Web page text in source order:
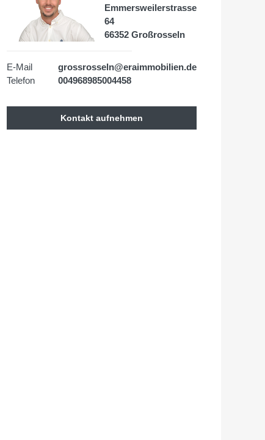
Emmersweilerstrasse
64
66352 Großrosseln
E-Mail
grossrosseln@eraimmobilien.de
Telefon
004968985004458
Kontakt aufnehmen